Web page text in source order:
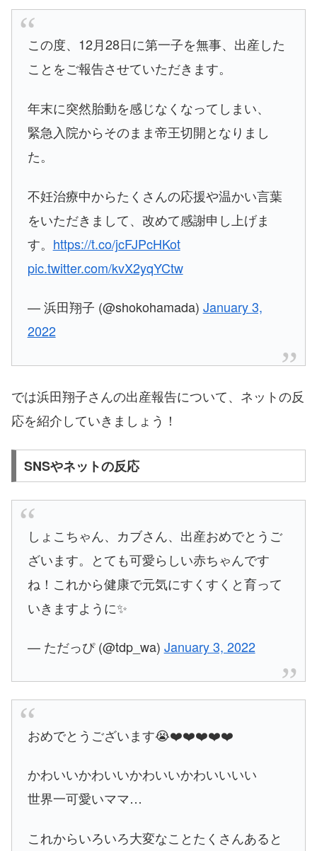
この度、12月28日に第一子を無事、出産した
ことをご報告させていただきます。
年末に突然胎動を感じなくなってしまい、
緊急入院からそのまま帝王切開となりまし
た。
不妊治療中からたくさんの応援や温かい言葉
をいただきまして、改めて感謝申し上げま
す。 https://t.co/jcFJPcHKot
pic.twitter.com/kvX2yqYCtw
— 浜田翔子 (@shokohamada) January 3,
2022
では浜田翔子さんの出産報告について、ネットの反
応を紹介していきましょう！
SNSやネットの反応
しょこちゃん、カブさん、出産おめでとうご
ざいます。とても可愛らしい赤ちゃんです
ね！これから健康で元気にすくすくと育って
いきますように✨
— ただっぴ (@tdp_wa) January 3, 2022
おめでとうございます😭❤️❤️❤️❤️❤️
かわいいかわいいかわいいかわいいいい
世界一可愛いママ…
これからいろいろ大変なことたくさんあると